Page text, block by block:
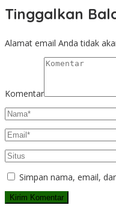
Tinggalkan
Alamat email Anda tidak
Komentar
Simpan nama, email,